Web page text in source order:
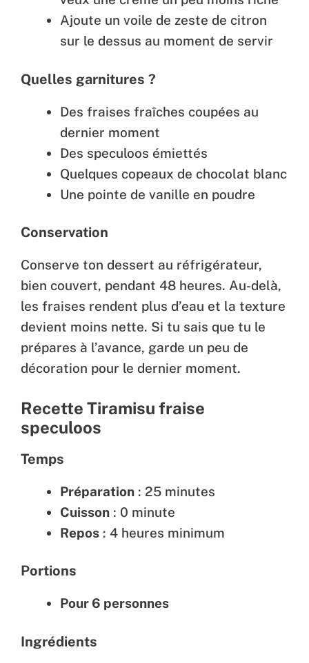
Ajoute un voile de zeste de citron
sur le dessus au moment de servir
Quelles garnitures ?
Des fraises fraîches coupées au
dernier moment
Des speculoos émiettés
Quelques copeaux de chocolat blanc
Une pointe de vanille en poudre
Conservation
Conserve ton dessert au réfrigérateur,
bien couvert, pendant 48 heures. Au-delà,
les fraises rendent plus d’eau et la texture
devient moins nette. Si tu sais que tu le
prépares à l’avance, garde un peu de
décoration pour le dernier moment.
Recette Tiramisu fraise
speculoos
Temps
Préparation : 25 minutes
Cuisson : 0 minute
Repos : 4 heures minimum
Portions
Pour 6 personnes
Ingrédients